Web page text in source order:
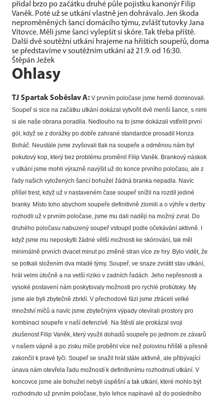
přidal brzo po začátku druhé půle pojistku kanonýr Filip
Vaněk. Poté už se utkání vlastně jen dohrávalo. Jen škoda
neproměněných šancí domácího týmu, zvlášť tutovky Jana
Vítovce. Měli jsme šanci vylepšit si skóre. Tak třeba příště.
Další dvě soutěžní utkání hrajeme na hřištích soupeřů, doma
se představíme v soutěžním utkání až 21.9. od 16:30.
Štěpán Ježek
Ohlasy
TJ Spartak Soběslav A: V prvním poločase jsme herně dominovali.
Soupeř si sice na začátku utkání dokázal vytvořit dvě menší šance, s nimi
si ale naše obrana poradila. Nedlouho na to jsme dokázali vstřelit první
gól, když se z dorážky po dobře zahrané standardce prosadil Honza
Boháč. Neustále jsme zvyšovali tlak na soupeře a odměnou nám byl
pokutový kop, který bez problému proměnil Filip Vaněk. Brankový náskok
v utkání jsme mohli výrazně navýšit už do konce prvního poločasu, ale z
řady našich vyložených šancí bohužel žádná branka nepadla. Navíc
přišel trest, když už v nastaveném čase soupeř snížil na rozdíl jediné
branky. Místo toho abychom soupeře definitivně zlomili a o výhře v derby
rozhodli už v prvním poločase, jsme mu dali naději na možný zvrat. Do
druhého poločasu nabuzený soupeř vstoupil podle očekávání aktivně. I
když jsme mu neposkytli žádné větší možnosti ke skórování, tak měl
minimálně prvních dvacet minut po změně stran více ze hry. Bylo vidět, že
se potkali složením dva mladé týmy. Soupeř, ve snaze zvrátit stav utkání,
hrál velmi útočně a na vetší riziko v zadních řadách. Jeho nepřesnosti a
vysoké postavení nám poskytovaly možnosti pro rychlé protiútoky. My
jsme ale byli zbytečně zbrklí. V přechodové fázi jsme ztráceli velké
množství míčů a navíc jsme zbytečnými výpady otevírali prostory pro
kombinaci soupeře v naší defenzívě. Na štěstí ale prokázal svoji
zkušenost Filip Vaněk, který využil dohadů soupeře po jednom ze závarů
v našem vápně a po zisku míče proběhl více než polovinu hřiště a přesně
zakončil k pravé tyči. Soupeř se snažil hrát stále aktivně, ale přibývající
únava nám otevřela řadu možností k definitivnímu rozhodnutí utkání. V
koncovce jsme ale bohužel nebyli úspěšní a tak utkání, které mohlo být
rozhodnuto už prvním poločase, bylo lehce napínavé až do posledního